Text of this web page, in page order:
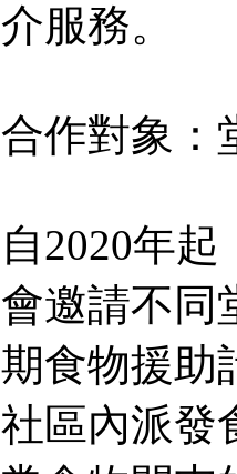
介服務。
合作對象：
自2020年
會邀請不同
期食物援助
社區內派發